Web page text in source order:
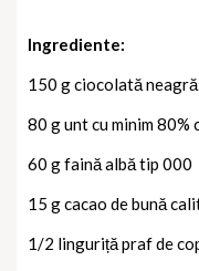
Ingrediente:
150 g ciocolată
80 g unt cu minim 80%
60 g faină albă tip 000
15 g cacao de bună
1/2 linguriță praf de